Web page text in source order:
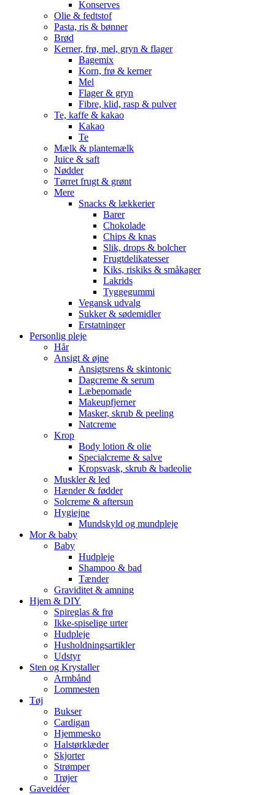
Konserves
Olie & fedtstof
Pasta, ris & bønner
Brød
Kerner, frø, mel, gryn & flager
Bagemix
Korn, frø & kerner
Mel
Flager & gryn
Fibre, klid, rasp & pulver
Te, kaffe & kakao
Kakao
Te
Mælk & plantemælk
Juice & saft
Nødder
Tørret frugt & grønt
Mere
Snacks & lækkerier
Barer
Chokolade
Chips & knas
Slik, drops & bolcher
Frugtdelikatesser
Kiks, riskiks & småkager
Lakrids
Tyggegummi
Vegansk udvalg
Sukker & sødemidler
Erstatninger
Personlig pleje
Hår
Ansigt & øjne
Ansigtsrens & skintonic
Dagcreme & serum
Læbepomade
Makeupfjerner
Masker, skrub & peeling
Natcreme
Krop
Body lotion & olie
Specialcreme & salve
Kropsvask, skrub & badeolie
Muskler & led
Hænder & fødder
Solcreme & aftersun
Hygiejne
Mundskyld og mundpleje
Mor & baby
Baby
Hudpleje
Shampoo & bad
Tænder
Graviditet & amning
Hjem & DIY
Spireglas & frø
Ikke-spiselige urter
Hudpleje
Husholdningsartikler
Udstyr
Sten og Krystaller
Armbånd
Lommesten
Tøj
Bukser
Cardigan
Hjemmesko
Halstørklæder
Skjorter
Strømper
Trøjer
Gaveidéer